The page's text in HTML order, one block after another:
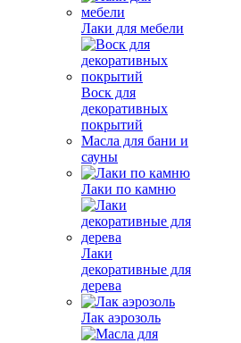
Лаки для мебели
Воск для
декоративных
покрытий
Масла для бани и
сауны
Лаки по камню
Лаки
декоративные для
дерева
Лак аэрозоль